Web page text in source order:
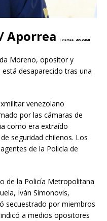
Aporrea | Viernes, 23/02/2024
Moreno, opositor y
desaparecido tras una
venezolano
por las cámaras de
como era extraído
seguridad chilenos. Los
de la Policía de
de la Policía Metropolitana
Iván Simonovis,
secuestrado por miembros
a medios opositores